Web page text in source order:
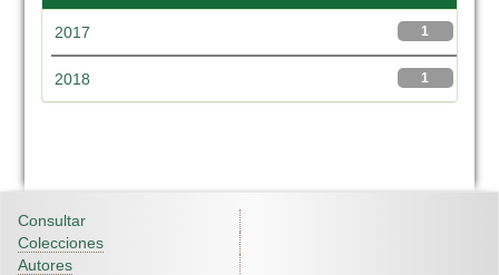
1
2017
1
2018
Consultar
Colecciones
Autores